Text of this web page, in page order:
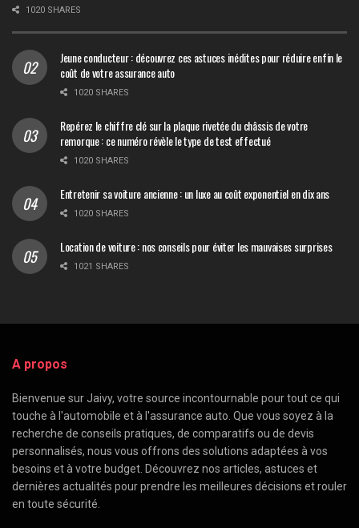
1020 SHARES
Jeune conducteur : découvrez ces astuces inédites pour réduire enfin le
coût de votre assurance auto
1020 SHARES
Repérez le chiffre clé sur la plaque rivetée du châssis de votre
remorque : ce numéro révèle le type de test effectué
1020 SHARES
Entretenir sa voiture ancienne : un luxe au coût exponentiel en dix ans
1020 SHARES
Location de voiture : nos conseils pour éviter les mauvaises surprises
1021 SHARES
A propos
Bienvenue sur Jaivy, votre source incontournable pour tout ce qui
touche à l'automobile et à l'assurance auto. Que vous soyez à la
recherche de conseils pratiques, de comparatifs ou de devis
personnalisés, nous vous offrons des solutions adaptées à vos
besoins et à votre budget. Découvrez nos articles, astuces et
dernières actualités pour prendre les meilleures décisions et rouler
en toute sécurité.